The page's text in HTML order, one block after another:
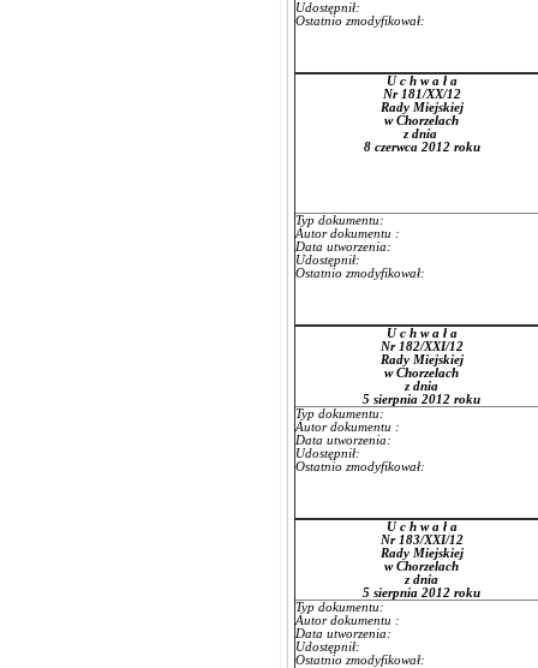
Udostępnił:
Ostatnio zmodyfikował:
U c h w a ł a
Nr 181/XX/12
Rady Miejskiej
w Chorzelach
z dnia
8 czerwca 2012 roku
Typ dokumentu:
Autor dokumentu :
Data utworzenia:
Udostępnił:
Ostatnio zmodyfikował:
U c h w a ł a
Nr 182/XXI/12
Rady Miejskiej
w Chorzelach
z dnia
5 sierpnia 2012 roku
Typ dokumentu:
Autor dokumentu :
Data utworzenia:
Udostępnił:
Ostatnio zmodyfikował:
U c h w a ł a
Nr 183/XXI/12
Rady Miejskiej
w Chorzelach
z dnia
5 sierpnia 2012 roku
Typ dokumentu:
Autor dokumentu :
Data utworzenia:
Udostępnił:
Ostatnio zmodyfikował: